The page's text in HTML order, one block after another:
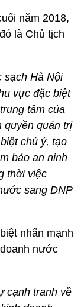
năm 2018,
là Chủ tịch
sạch Hà Nội
vực đặc biệt
tâm của
quyền quản trị
chú ý, tạo
bảo an ninh
thời việc
sang DNP
nhấn mạnh
nước
cạnh tranh về